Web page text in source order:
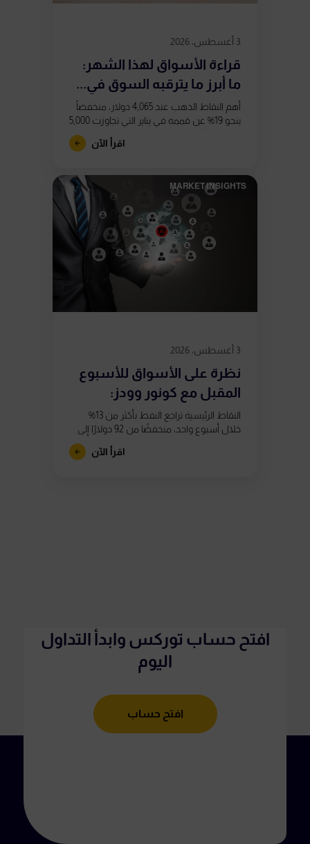
3 أغسطس، 2026
قراءة الأسواق لهذا الشهر:
ما أبرز ما يترقبه السوق في...
أهم النقاط الذهب عند 4,065 دولار، منخفضاً
بنحو 19% عن قممه في يناير التي تجاوزت 5,000
دولار. تشكّل تباعدان صعوديان في مؤشر
اقرأ الآن
MARKET INSIGHTS​
3 أغسطس، 2026
نظرة على الأسواق للأسبوع
المقبل مع كونور وودز:
استمرار التقلبات...
النقاط الرئيسية تراجع النفط بأكثر من 13%
خلال أسبوع واحد، منخفضًا من 92 دولارًا إلى
ما دون 80 دولارًا، بعد تقارير تشير إلى اقتراب
اقرأ الآن
افتح حساب توركس وابدأ التداول
اليوم
افتح حساب